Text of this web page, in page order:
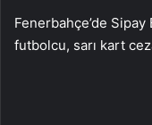
Fenerbahçe’de
futbolcu, sarı kart